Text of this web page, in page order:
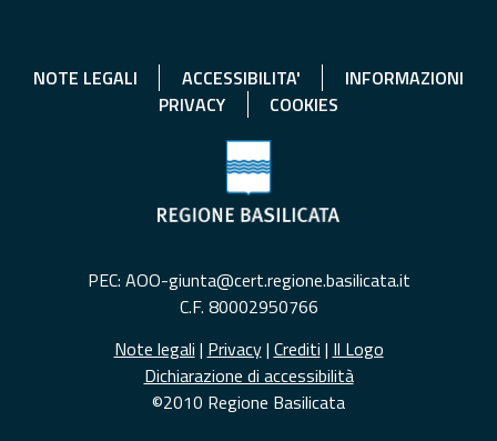
NOTE LEGALI ACCESSIBILITA'
INFORMAZIONI
PRIVACY
COOKIES
PEC: AOO-giunta@cert.regione.basilicata.it
C.F. 80002950766
Note legali | Privacy| Crediti | Il Logo
Dichiarazione di accessibilità
©2010 Regione Basilicata